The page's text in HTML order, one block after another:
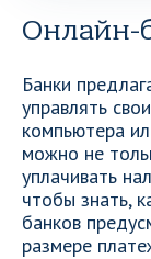
Онлайн-
Банки
управлять
компьютера
можно не
уплачивать
чтобы знать,
банков
размере